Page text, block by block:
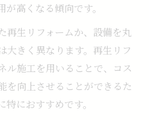
高くなる傾向です。
再生リフォームか、設備を丸
大きく異なります。再生リフ
ル施工を用いることで、コス
を向上させることができるた
におすすめです。